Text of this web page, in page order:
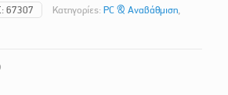
67307 Κατηγορίες: PC & Αναβάθμιση,